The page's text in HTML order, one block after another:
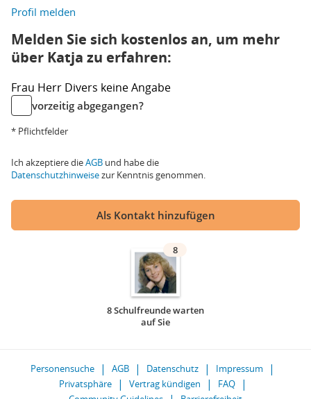
Profil melden
Melden Sie sich kostenlos an, um mehr
über Katja zu erfahren:
Frau Herr Divers keine Angabe
vorzeitig abgegangen?
* Pflichtfelder
Ich akzeptiere dieAGB und habe die
Datenschutzhinweisezur Kenntnis genommen.
Als Kontakt hinzufügen
8
8 Schulfreunde warten
auf Sie
Personensuche AGB Datenschutz
Impressum
Privatsphäre
Vertrag kündigen
FAQ